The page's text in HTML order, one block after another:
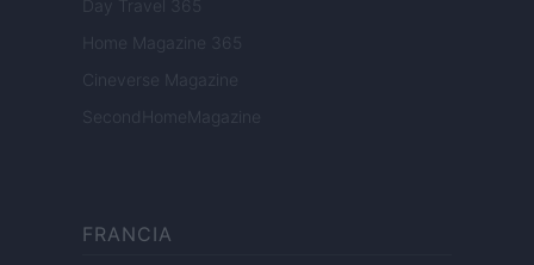
Day Travel 365
Home Magazine 365
Cineverse Magazine
SecondHomeMagazine
FRANCIA